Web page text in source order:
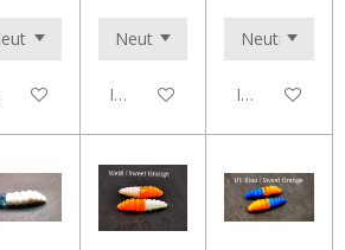
WarenkorbIn den WarenkorbIn den